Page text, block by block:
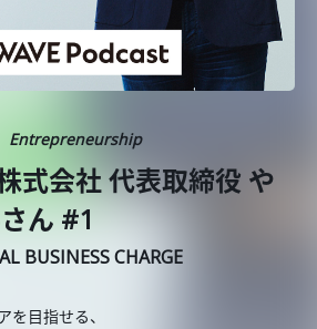
Entrepreneurship
式会社 代表取締役 や
ん #1
BUSINESS CHARGE
を目指せる、